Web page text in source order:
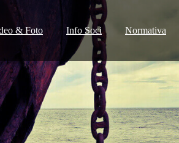
& Foto Info Soci Normativa